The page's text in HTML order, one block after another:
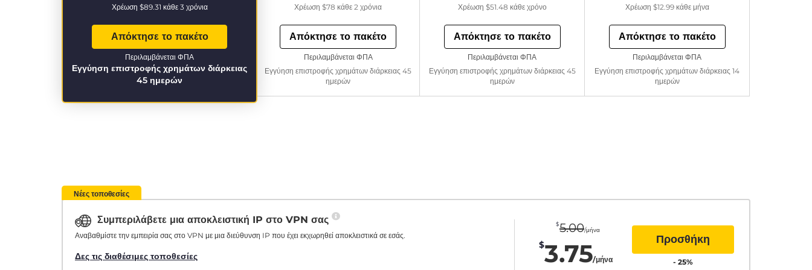
Χρέωση $89.31 κάθε 3 χρόνια
Απόκτησε το πακέτο
Εγγύηση επιστροφής χρημάτων διάρκειας
45 ημερών
Περιλαμβάνεται ΦΠΑ
Χρέωση$78 κάθε 2 χρόνια
Απόκτησε το πακέτο
Εγγύηση επιστροφής χρημάτων διάρκειας 45
ημερών
Περιλαμβάνεται ΦΠΑ
Χρέωση $51.48 κάθε χρόνο
Απόκτησε το πακέτο
Εγγύηση επιστροφής χρημάτων διάρκειας 45
ημερών
Περιλαμβάνεται ΦΠΑ
Χρέωση $12.99κάθε μήνα
Απόκτησε το πακέτο
Εγγύηση επιστροφής χρημάτων διάρκειας 14
ημερών
Περιλαμβάνεται ΦΠΑ
Νέες τοποθεσίες
Συμπεριλάβετε μια αποκλειστική IP στο VPN σας
Αναβαθμίστε την εμπειρία σας στο VPN με μια διεύθυνση IP που έχει εκχωρηθεί αποκλειστικά σε εσάς.
Δες τις διαθέσιμες τοποθεσίες
$5.00/μήνα
$3.75/μήνα
Προσθήκη
- 25%